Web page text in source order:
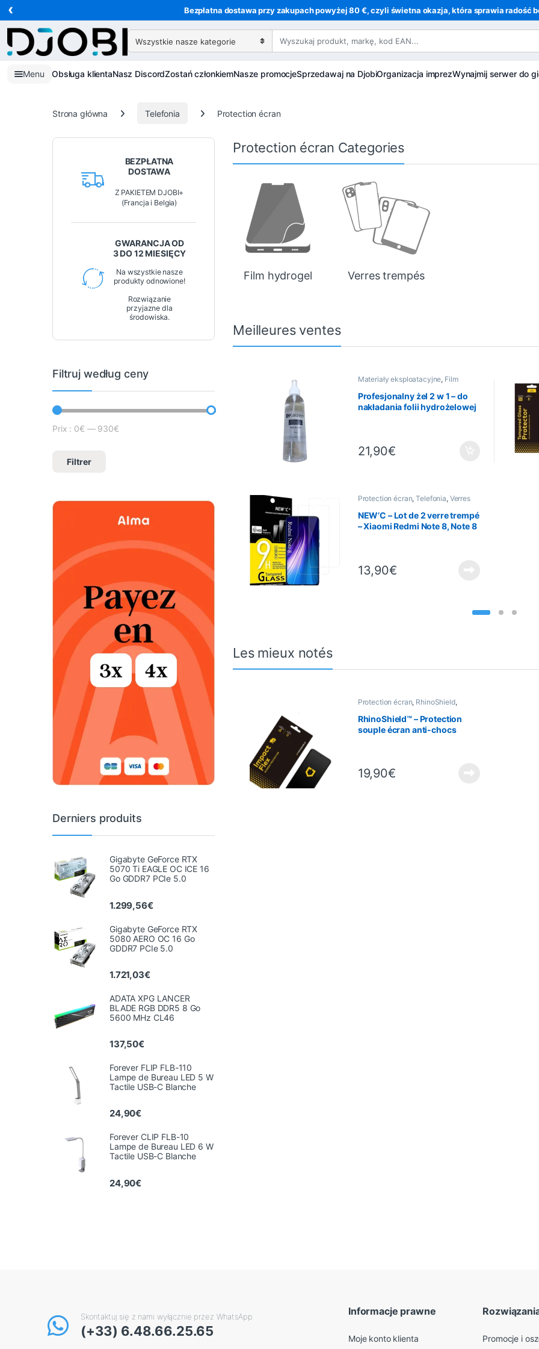
Przejdź do nawigacji
Przejdź do treści
‹ Bezpłatna dostawa przy zakupach powyżej 80 €, czyli świetna okazja, która sprawia radość
Wyszukaj:
Menu Obsługa klientaNasz DiscordZostań członkiemNasze promocjeSprzedawaj na DjobiOrganizacja imprezWynajmij serwer do
Strona główna Telefonia Protection écran
Protection écran Categories
Film hydrogel Verres trempés
Meilleures ventes
Materiały eksploatacyjne, Film
hydrogel
Nettoyage ,Protection
écran,Telefonia
Profesjonalny żel 2 w 1 – do
nakładania folii hydrożelowej
21,90€
Protection écran,Telefonia, Verres
trempés
NEW’C – Lot de 2 verre trempé
– Xiaomi Redmi Note 8, Note 8
13,90€
Les mieux notés
Protection écran, RhinoShield,
Verres trempés
RhinoShield™ – Protection
souple écran anti-chocs
19,90€
BEZPŁATNA
DOSTAWA
Z PAKIETEM DJOBI+
(Francja i Belgia)
GWARANCJA OD
3 DO 12 MIESIĘCY
Na wszystkie nasze
produkty odnowione!
Rozwiązanie
przyjazne dla
środowiska.
Filtruj według ceny
Cena minimalna
Prix max
Filtrer
Prix : 0€ — 930€
Derniers produits
Gigabyte GeForce RTX
5070 Ti EAGLE OC ICE 16
Go GDDR7 PCIe 5.0
1.299,56€
Gigabyte GeForce RTX
5080 AERO OC 16 Go
GDDR7 PCIe 5.0
1.721,03€
ADATA XPG LANCER
BLADE RGB DDR5 8 Go
5600 MHz CL46
137,50€
Forever FLIP FLB-110
Lampe de Bureau LED 5 W
Tactile USB-C Blanche
24,90€
Forever CLIP FLB-10
Lampe de Bureau LED 6 W
Tactile USB-C Blanche
24,90€
Skontaktuj się z nami wyłącznie przez WhatsApp
(+33) 6.48.66.25.65
Informacje prawne
Moje konto klienta Promocje i